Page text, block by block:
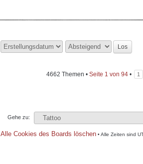
4662 Themen • Seite 1 von 94 • 1
Gehe zu:
Alle Cookies des Boards löschen • Alle Zeiten sind